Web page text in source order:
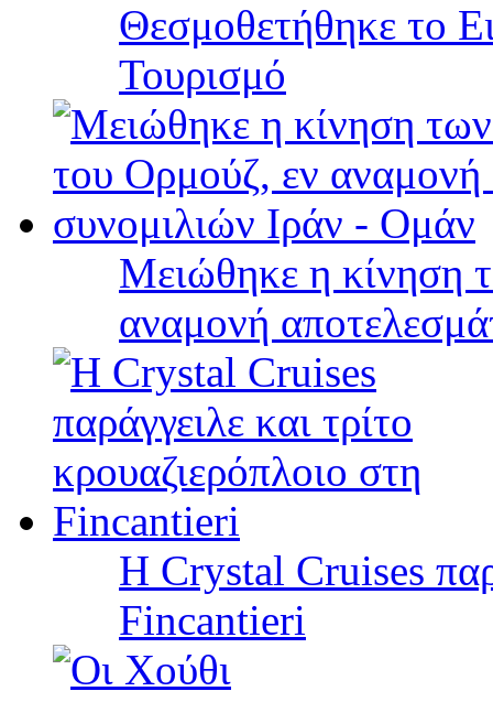
Θεσμοθετήθηκε το
Τουρισμό
Μειώθηκε η κίνηση
αναμονή
Η Crystal Cruises
Fincantieri